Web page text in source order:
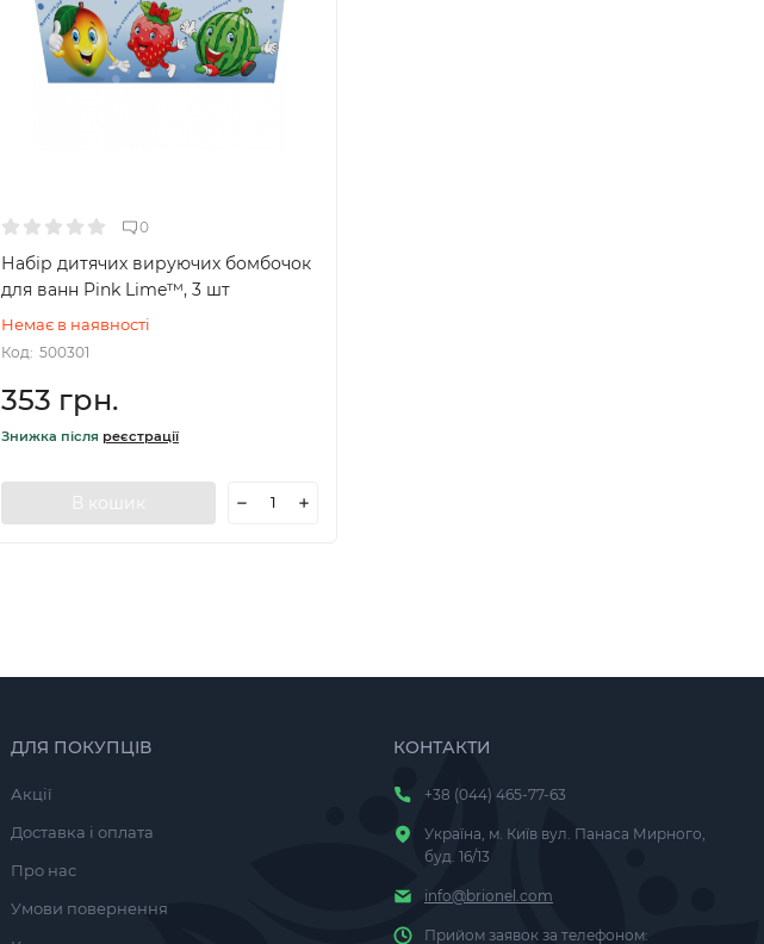
0
Набір дитячих вируючих бомбочок
для ванн Pink Lime™, 3 шт
Немає в наявності
Код: 500301
353 грн.
Знижка після реєстрації
В кошик
ДЛЯ ПОКУПЦІВ
Акції
Доставка і оплата
Про нас
Умови повернення
КОНТАКТИ
+38 (044) 465-77-63
Україна, м. Київ вул. Панаса Мирного,
буд. 16/13
info@brionel.com
Прийом заявок за телефоном: